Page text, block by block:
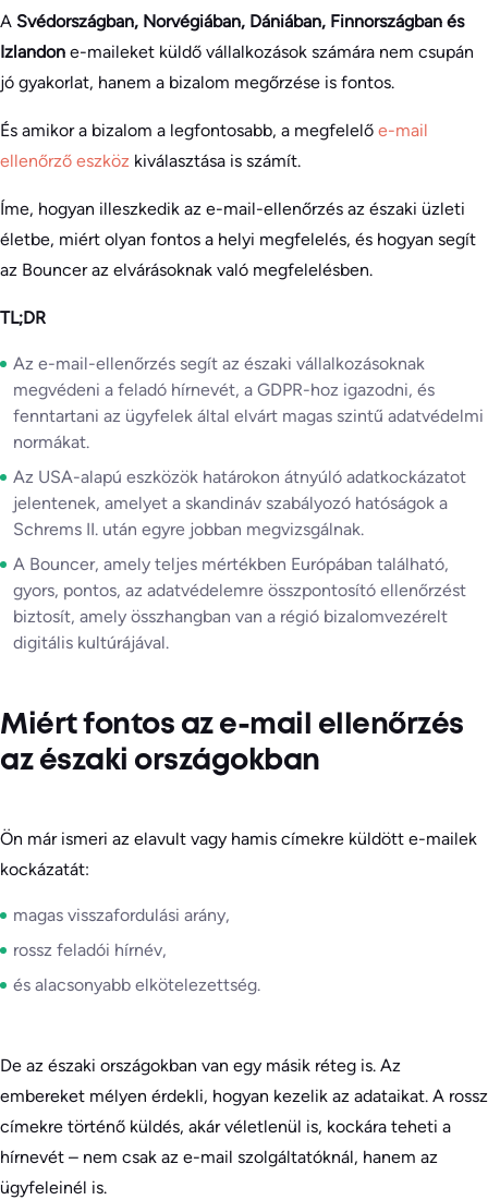
A Svédországban, Norvégiában, Dániában, Finnországban és
Izlandon e-maileket küldő vállalkozások számára nem csupán
jó gyakorlat, hanem a bizalom megőrzése is fontos.
És amikor a bizalom a legfontosabb, a megfelelő e-mail
ellenőrző eszköz kiválasztása is számít.
Íme, hogyan illeszkedik az e-mail-ellenőrzés az északi üzleti
életbe, miért olyan fontos a helyi megfelelés, és hogyan segít
az Bouncer az elvárásoknak való megfelelésben.
TL;DR
Az e-mail-ellenőrzés segít az északi vállalkozásoknak
megvédeni a feladó hírnevét, a GDPR-hoz igazodni, és
fenntartani az ügyfelek által elvárt magas szintű adatvédelmi
normákat.
Az USA-alapú eszközök határokon átnyúló adatkockázatot
jelentenek, amelyet a skandináv szabályozó hatóságok a
Schrems II. után egyre jobban megvizsgálnak.
A Bouncer, amely teljes mértékben Európában található,
gyors, pontos, az adatvédelemre összpontosító ellenőrzést
biztosít, amely összhangban van a régió bizalomvezérelt
digitális kultúrájával.
Miért fontos az e-mail ellenőrzés
az északi országokban
Ön már ismeri az elavult vagy hamis címekre küldött e-mailek
kockázatát:
magas visszafordulási arány,
rossz feladói hírnév,
és alacsonyabb elkötelezettség.
De az északi országokban van egy másik réteg is. Az
embereket mélyen érdekli, hogyan kezelik az adataikat. A rossz
címekre történő küldés, akár véletlenül is, kockára teheti a
hírnevét – nem csak az e-mail szolgáltatóknál, hanem az
ügyfeleinél is.